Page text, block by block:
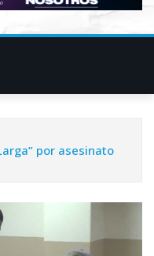
por asesinato